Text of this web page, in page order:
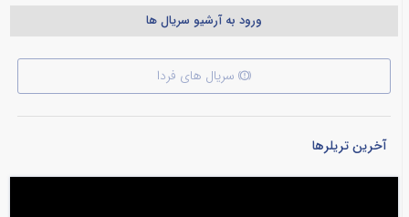
ورود به آرشیو سریال ها
سریال های فردا
آخرین تریلرها